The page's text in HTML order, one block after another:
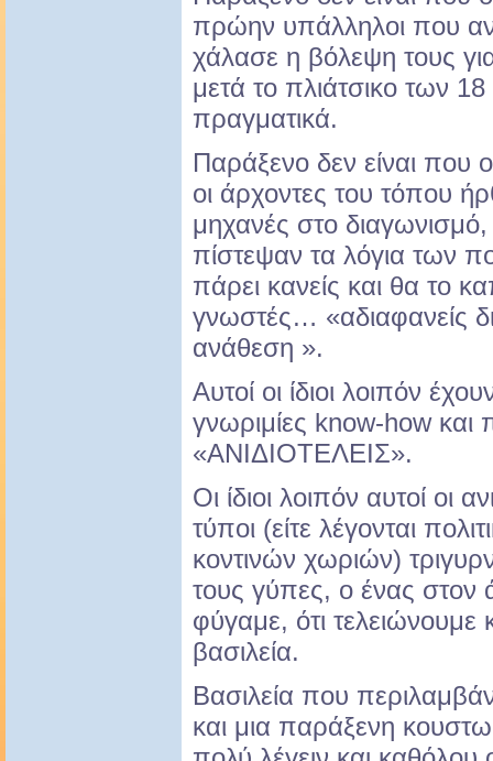
πρώην υπάλληλοι που
χάλασε η βόλεψη τους
μετά το πλιάτσικο των
πραγματικά.
Παράξενο δεν είναι που
οι άρχοντες του τόπου
μηχανές στο διαγωνισμό,
πίστεψαν τα λόγια των
πάρει κανείς και θα το
γνωστές… «αδιαφανείς
ανάθεση ».
Αυτοί οι ίδιοι λοιπόν
γνωριμίες know-how και
«ΑΝΙΔΙΟΤΕΛΕΙΣ».
Οι ίδιοι λοιπόν αυτοί οι
τύποι (είτε λέγονται
κοντινών χωριών)
τους γύπες, ο ένας στον
φύγαμε, ότι τελειώνουμε
βασιλεία.
Βασιλεία που
και μια παράξενη